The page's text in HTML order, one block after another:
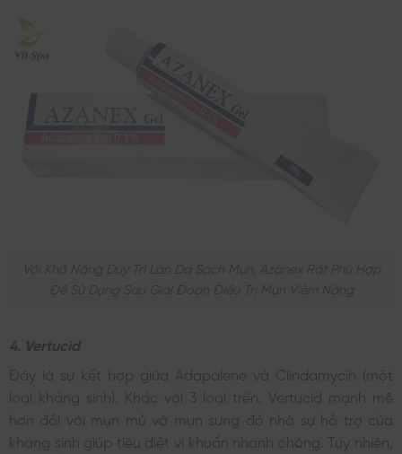
Với Khả Năng Duy Trì Làn Da Sạch Mụn, Azanex Rất Phù Hợp
Để Sử Dụng Sau Giai Đoạn Điều Trị Mụn Viêm Nặng
4. Vertucid
Đây là sự kết hợp giữa Adapalene và Clindamycin (một
loại kháng sinh). Khác với 3 loại trên, Vertucid mạnh mẽ
hơn đối với mụn mủ và mụn sưng đỏ nhờ sự hỗ trợ của
kháng sinh giúp tiêu diệt vi khuẩn nhanh chóng. Tuy nhiên,